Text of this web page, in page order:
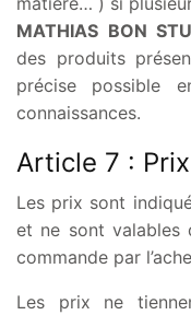
MATHIAS BON
des produits
précise possible
connaissances.
Article 7 : Prix
Les prix sont
et ne sont valables
commande par
Les prix ne